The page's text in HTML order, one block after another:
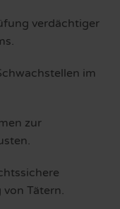
verdächtiger
im
zur
Tätern.